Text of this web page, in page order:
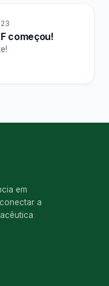
começou!
em
a